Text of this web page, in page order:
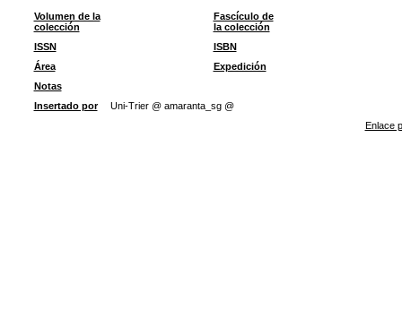
Volumen de la
colección
Fascículo de
la colección
ISSN
ISBN
Área
Expedición
Notas
Insertado por
Uni-Trier @ amaranta_sg @
Enlace